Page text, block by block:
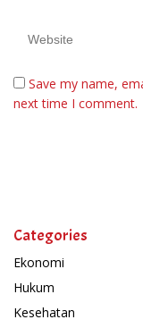
Save my name,
next time I comment.
Categories
Ekonomi
Hukum
Kesehatan